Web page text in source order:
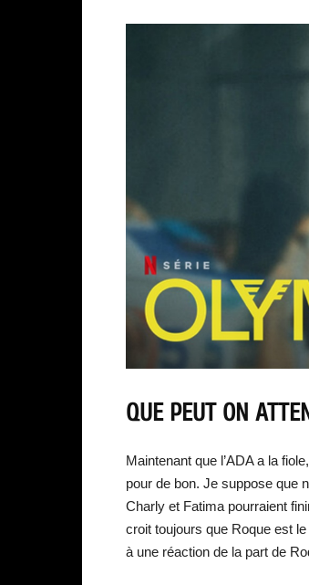
QUE PEUT ON
Maintenant que l’ADA a la
pour de bon. Je suppose que
Charly et Fatima pourraient
croit toujours que Roque est
à une réaction de la part de